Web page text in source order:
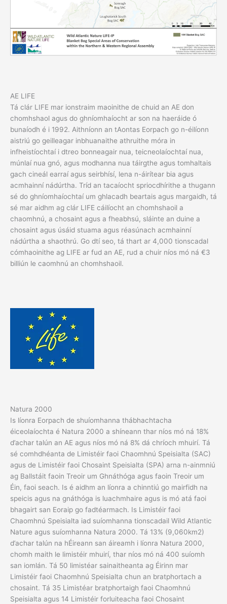
AE LIFE
Tá clár LIFE mar ionstraim maoinithe de chuid an AE don
chomhshaol agus do ghníomhaíocht ar son na haeráide ó
bunaíodh é i 1992. Aithníonn an tAontas Eorpach go n-éilíonn
aistriú go geilleagar inbhuanaithe athruithe móra in
infheistíochtaí i dtreo bonneagair nua, teicneolaíochtaí nua,
múnlaí nua gnó, agus modhanna nua táirgthe agus tomhaltais
gach cineál earraí agus seirbhísí, lena n-áirítear bia agus
acmhainní nádúrtha. Tríd an tacaíocht spriocdhírithe a thugann
sé do ghníomhaíochtaí um ghlacadh beartais agus margaidh, tá
sé mar aidhm ag clár LIFE cáilíocht an chomhshaoil a
chaomhnú, a chosaint agus a fheabhsú, sláinte an duine a
chosaint agus úsáid stuama agus réasúnach acmhainní
nádúrtha a shaothrú. Go dtí seo, tá thart ar 4,000 tionscadal
cómhaoinithe ag LIFE ar fud an AE, rud a chuir níos mó ná €3
billiún le caomhnú an chomhshaoil.
Natura 2000
Is líonra Eorpach de shuíomhanna thábhachtacha
éiceolaíochta é Natura 2000 a shíneann thar níos mó ná 18%
d’achar talún an AE agus níos mó ná 8% dá chríoch mhuirí. Tá
sé comhdhéanta de Limistéir faoi Chaomhnú Speisialta (SAC)
agus de Limistéir faoi Chosaint Speisialta (SPA) arna n-ainmniú
ag Ballstáit faoin Treoir um Ghnáthóga agus faoin Treoir um
Éin, faoi seach. Is é aidhm an líonra a chinntiú go mairfidh na
speicis agus na gnáthóga is luachmhaire agus is mó atá faoi
bhagairt san Eoraip go fadtéarmach. Is Limistéir faoi
Chaomhnú Speisialta iad suíomhanna tionscadail Wild Atlantic
Nature agus suíomhanna Natura 2000. Tá 13% (9,060km2)
d’achar talún na hÉireann san áireamh i líonra Natura 2000,
chomh maith le limistéir mhuirí, thar níos mó ná 400 suíomh
san iomlán. Tá 50 limistéar sainaitheanta ag Éirinn mar
Limistéir faoi Chaomhnú Speisialta chun an bratphortach a
chosaint. Tá 35 Limistéar bratphortaigh faoi Chaomhnú
Speisialta agus 14 Limistéir forluiteacha faoi Chosaint